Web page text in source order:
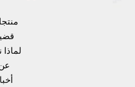
منتجات
قضية
لماذا نحن
أخبار